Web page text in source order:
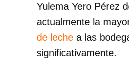
Yulema Yero Pérez
actualmente la
de leche a las
significativamente.